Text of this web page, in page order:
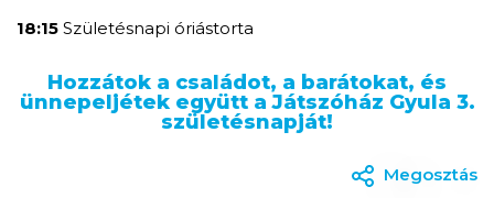
18:15 Születésnapi óriástorta
Hozzátok a családot, a barátokat, és
ünnepeljétek együtt a Játszóház Gyula 3.
születésnapját!
Megosztás